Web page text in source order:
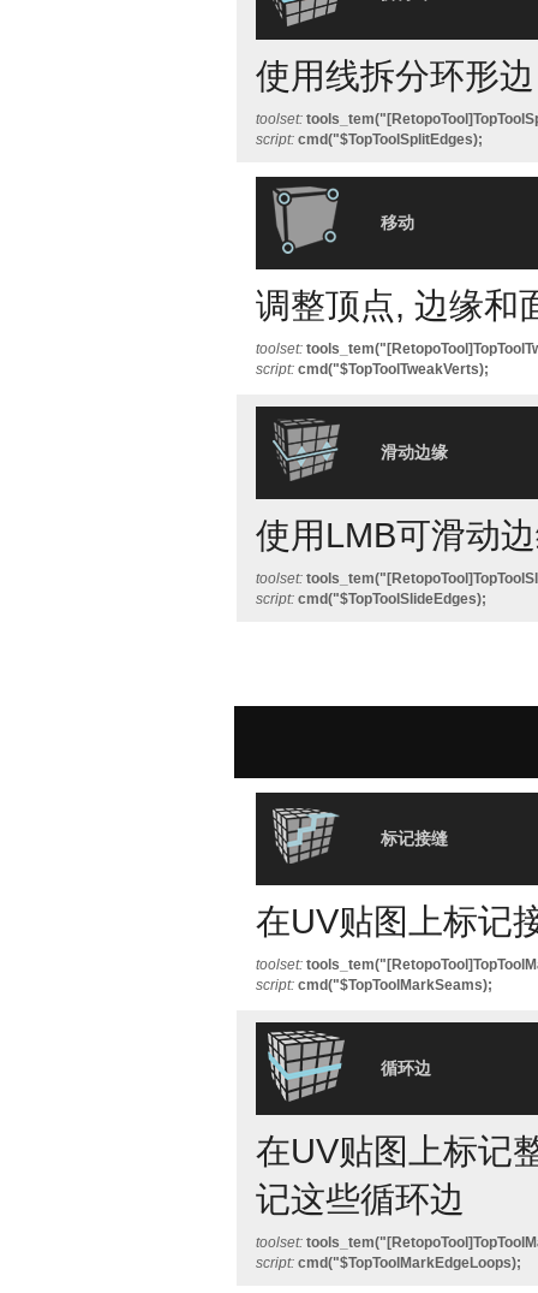
使用线拆分环形边
toolset:
script: cmd("$TopToolSplitEdges);
移动
调整顶点, 边缘和
toolset:
script: cmd("$TopToolTweakVerts);
滑动边缘
使用LMB可滑动
toolset:
script: cmd("$TopToolSlideEdges);
标记接缝
在UV贴图上标记
toolset:
script: cmd("$TopToolMarkSeams);
循环边
在UV贴图上标记
记这些循环边
toolset:
script: cmd("$TopToolMarkEdgeLoops);